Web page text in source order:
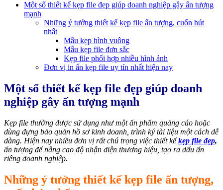
Một số thiết kế kẹp file đẹp giúp doanh nghiệp gây ấn tượng
mạnh
Những ý tưởng thiết kế kẹp file ấn tượng, cuốn hút
nhất
Mẫu kẹp hình vuông
Mẫu kẹp file đơn sắc
Kẹp file phối hợp nhiều hình ảnh
Đơn vị in ấn kẹp file uy tín nhất hiện nay
Một số thiết kế kẹp file đẹp giúp doanh
nghiệp gây ấn tượng mạnh
Kẹp file thường được sử dụng như một ấn phẩm quảng cáo hoặc
dùng đựng bảo quản hồ sơ kinh doanh, trình ký tài liệu một cách dễ
dàng. Hiện nay nhiều đơn vị rất chú trọng việc thiết kếkẹp file đẹp,
ấn tượng để nâng cao độ nhận diện thương hiệu, tạo ra dấu ấn
riêng doanh nghiệp.
Những ý tưởng thiết kế kẹp file ấn tượng,